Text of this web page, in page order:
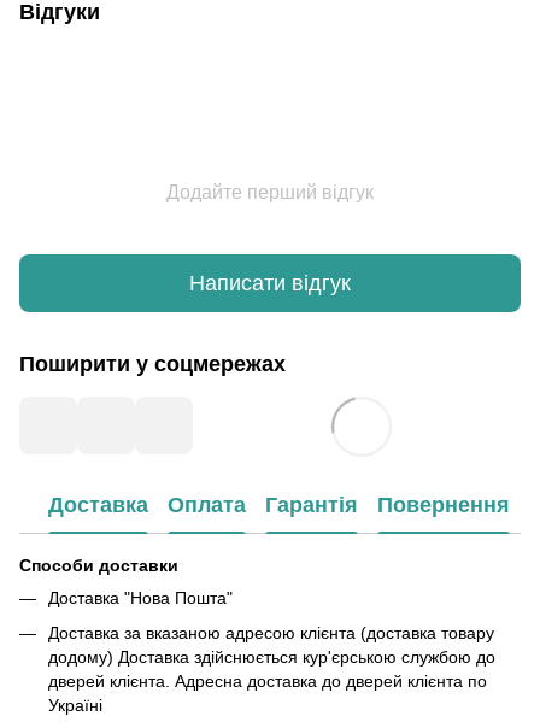
Відгуки
Додайте перший відгук
Написати відгук
Поширити у соцмережах
Доставка Оплата Гарантія Повернення
Способи доставки
Доставка "Нова Пошта"
Доставка за вказаною адресою клієнта (доставка товару
додому) Доставка здійснюється кур'єрською службою до
дверей клієнта. Адресна доставка до дверей клієнта по
Україні